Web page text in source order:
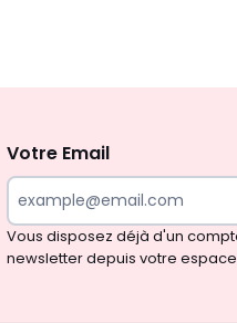
la
newsletter
Votre Email
Vous disposez déjà d'un
newsletter depuis votre